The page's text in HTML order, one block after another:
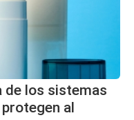
de los sistemas
al